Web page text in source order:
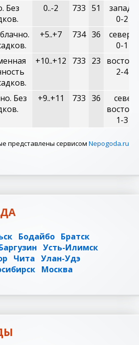
Без
0..-2 733 51
0-2
+5..+7 734 36
0-1
+10..+12 733 23
2-4
Без
+9..+11 733 36
1-3
представлены сервисом Nepogoda.ru
Бодайбо Братск
Усть-Илимск
Чита Улан-Удэ
Москва